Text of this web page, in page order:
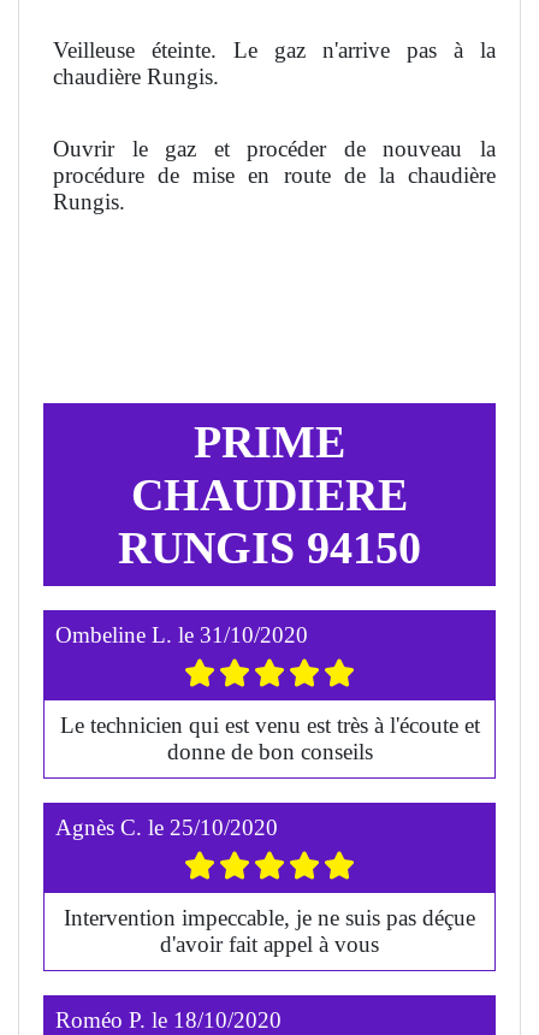
Veilleuse éteinte. Le gaz n'arrive pas à la
chaudière Rungis.
Ouvrir le gaz et procéder de nouveau la
procédure de mise en route de la chaudière
Rungis.
PRIME
CHAUDIERE
RUNGIS 94150
Ombeline L. le 31/10/2020
Le technicien qui est venu est très à l'écoute et
donne de bon conseils
Agnès C. le 25/10/2020
Intervention impeccable, je ne suis pas déçue
d'avoir fait appel à vous
Roméo P. le 18/10/2020